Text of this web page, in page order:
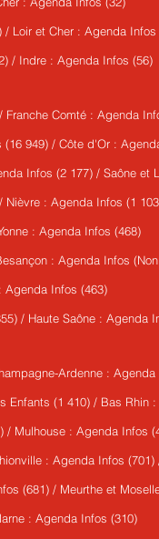
Loir et Cher : Agenda
/ Indre : Agenda Infos (56)
Comté : Agenda
949) / Côte d'Or :
Infos (2 177) / Saône et
Nièvre : Agenda Infos (1
: Agenda Infos (468)
: Agenda Infos
Agenda Infos (463)
/ Haute Saône : Agenda
Ardenne :
Enfants (1 410) / Bas Rhin
/ Mulhouse : Agenda Infos
: Agenda Infos
(681) / Meurthe et
: Agenda Infos (310)